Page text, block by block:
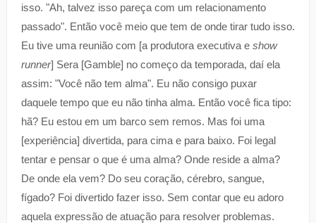
isso. "Ah, talvez isso pareça com um relacionamento
passado". Então você meio que tem de onde tirar tudo isso.
Eu tive uma reunião com [a produtora executiva e show
runner] Sera [Gamble] no começo da temporada, daí ela
assim: "Você não tem alma". Eu não consigo puxar
daquele tempo que eu não tinha alma. Então você fica tipo:
hã? Eu estou em um barco sem remos. Mas foi uma
[experiência] divertida, para cima e para baixo. Foi legal
tentar e pensar o que é uma alma? Onde reside a alma?
De onde ela vem? Do seu coração, cérebro, sangue,
fígado? Foi divertido fazer isso. Sem contar que eu adoro
aquela expressão de atuação para resolver problemas.